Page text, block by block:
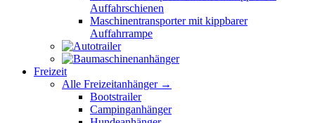
Auffahrschienen
Maschinentransporter mit kippbarer
Auffahrrampe
Freizeit
Alle Freizeitanhänger →
Bootstrailer
Campinganhänger